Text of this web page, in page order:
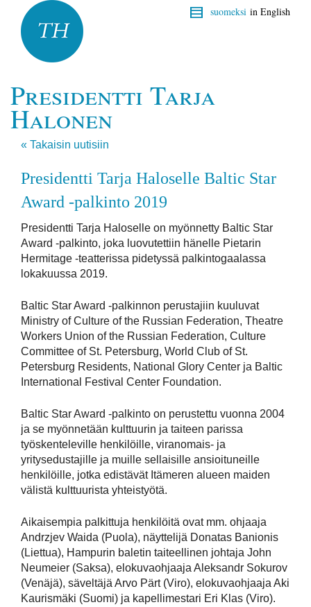
suomeksi in English
Presidentti Tarja
Halonen
« Takaisin uutisiin
Presidentti Tarja Haloselle Baltic Star
Award -palkinto 2019
Presidentti Tarja Haloselle on myönnetty Baltic Star
Award -palkinto, joka luovutettiin hänelle Pietarin
Hermitage -teatterissa pidetyssä palkintogaalassa
lokakuussa 2019.
Baltic Star Award -palkinnon perustajiin kuuluvat
Ministry of Culture of the Russian Federation, Theatre
Workers Union of the Russian Federation, Culture
Committee of St. Petersburg, World Club of St.
Petersburg Residents, National Glory Center ja Baltic
International Festival Center Foundation.
Baltic Star Award -palkinto on perustettu vuonna 2004
ja se myönnetään kulttuurin ja taiteen parissa
työskenteleville henkilöille, viranomais- ja
yritysedustajille ja muille sellaisille ansioituneille
henkilöille, jotka edistävät Itämeren alueen maiden
välistä kulttuurista yhteistyötä.
Aikaisempia palkittuja henkilöitä ovat mm. ohjaaja
Andrzjev Waida (Puola), näyttelijä Donatas Banionis
(Liettua), Hampurin baletin taiteellinen johtaja John
Neumeier (Saksa), elokuvaohjaaja Aleksandr Sokurov
(Venäjä), säveltäjä Arvo Pärt (Viro), elokuvaohjaaja Aki
Kaurismäki (Suomi) ja kapellimestari Eri Klas (Viro).